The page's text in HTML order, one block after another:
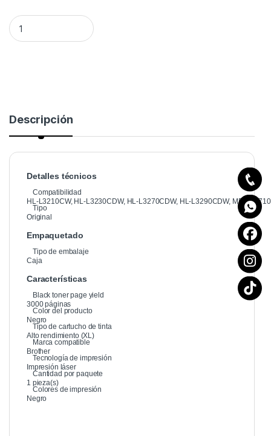
Tóner Brother TN-227BK Alto Rendimiento Negro, 3000
Descripción
Detalles técnicos
Compatibilidad
HL-L3210CW, HL-L3230CDW, HL-L3270CDW, HL-L3290CDW, MFC-
Tipo
Original
Empaquetado
Tipo de embalaje
Caja
Características
Black toner page yield
3000 páginas
Color del producto
Negro
Tipo de cartucho de tinta
Alto rendimiento (XL)
Marca compatible
Brother
Tecnología de impresión
Impresión láser
Cantidad por paquete
1 pieza(s)
Colores de impresión
Negro